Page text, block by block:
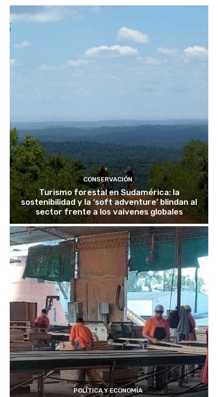
CONSERVACIÓN
Turismo forestal en Sudamérica: la
sostenibilidad y la ‘soft adventure’ blindan al
sector frente a los vaivenes globales
POLÍTICA Y ECONOMÍA